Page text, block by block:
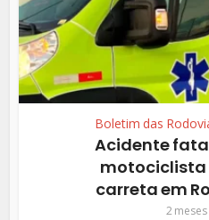
Boletim das
Acidente
motociclista
carreta em
2